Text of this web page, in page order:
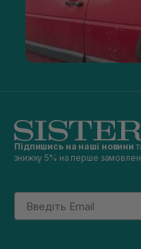
Підпишись на наші новини
знижку 5% на перше
Email